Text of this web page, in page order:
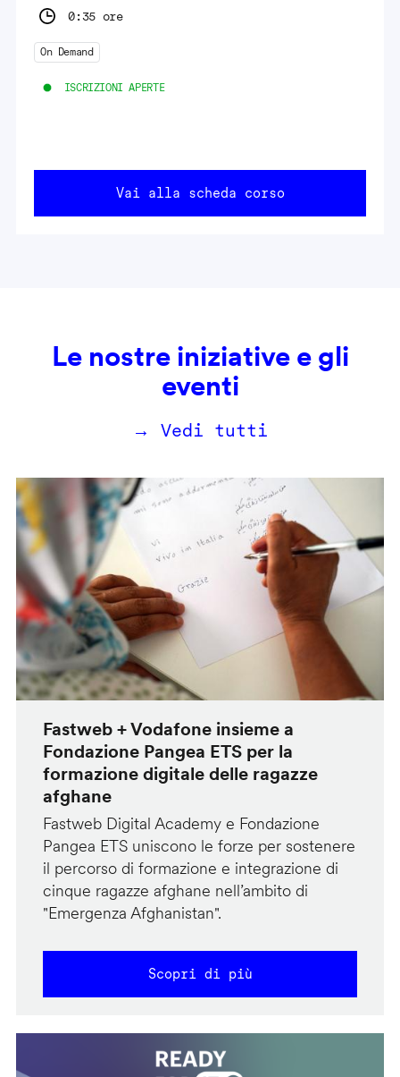
0:35 ore
On Demand
ISCRIZIONI APERTE
Vai alla scheda corso
Le nostre iniziative e gli
eventi
→ Vedi tutti
Fastweb + Vodafone insieme a
Fondazione Pangea ETS per la
formazione digitale delle ragazze
afghane
Fastweb Digital Academy e Fondazione
Pangea ETS uniscono le forze per sostenere
il percorso di formazione e integrazione di
cinque ragazze afghane nell’ambito di
"Emergenza Afghanistan".
Scopri di più